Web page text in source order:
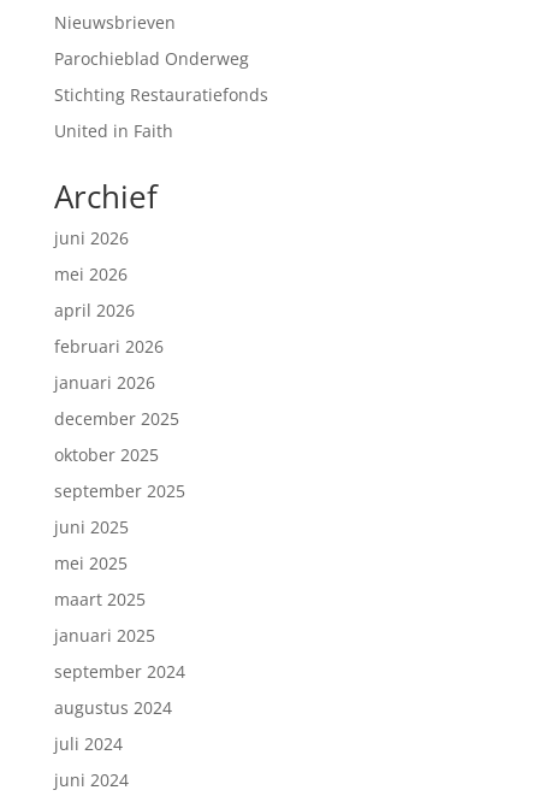
Nieuwsbrieven
Parochieblad Onderweg
Stichting Restauratiefonds
United in Faith
Archief
juni 2026
mei 2026
april 2026
februari 2026
januari 2026
december 2025
oktober 2025
september 2025
juni 2025
mei 2025
maart 2025
januari 2025
september 2024
augustus 2024
juli 2024
juni 2024